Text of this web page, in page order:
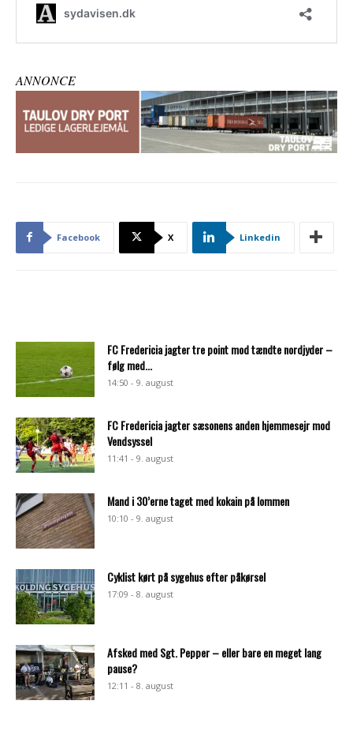
ANNONCE
Facebook X Linkedin
FC Fredericia jagter tre point mod tændte nordjyder –
følg med...
14:50 - 9. august
FC Fredericia jagter sæsonens anden hjemmesejr mod
Vendsyssel
11:41 - 9. august
Mand i 30’erne taget med kokain på lommen
10:10 - 9. august
Cyklist kørt på sygehus efter påkørsel
17:09 - 8. august
Afsked med Sgt. Pepper – eller bare en meget lang
pause?
12:11 - 8. august